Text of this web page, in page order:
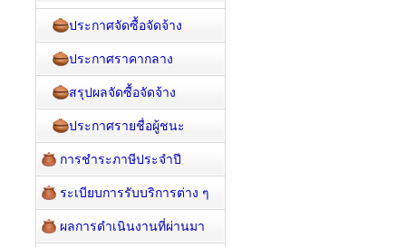
ประกาศจัดซื้อจัดจ้าง
ประกาศราคากลาง
สรุปผลจัดซื้อจัดจ้าง
ประกาศรายชื่อผู้ชนะ
การชำระภาษีประจำปี
ระเบียบการรับบริการต่าง ๆ
ผลการดำเนินงานที่ผ่านมา